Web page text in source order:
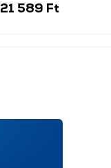
21 589 Ft